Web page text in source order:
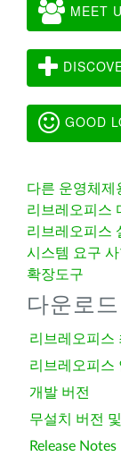
MEET
GOOD
다른 운영체제
리브레오피스
리브레오피스
시스템 요구
확장도구
다운로드
리브레오피스
리브레오피스
개발 버전
무설치 버전
Release Notes